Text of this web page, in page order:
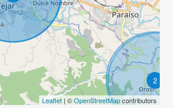
2
Leaflet| ©OpenStreetMapcontributors